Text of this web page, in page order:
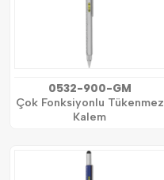
0532-900-GM
Çok Fonksiyonlu Tükenmez
Kalem